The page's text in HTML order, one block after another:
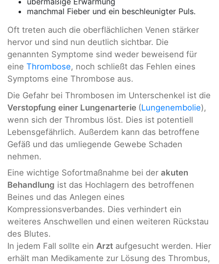
manchmal Fieber und ein beschleunigter Puls.
Oft treten auch die oberflächlichen Venen stärker
hervor und sind nun deutlich sichtbar. Die
genannten Symptome sind weder beweisend für
eine Thrombose, noch schließt das Fehlen eines
Symptoms eine Thrombose aus.
Die Gefahr bei Thrombosen im Unterschenkel ist die
Verstopfung einer Lungenarterie (Lungenembolie),
wenn sich der Thrombus löst. Dies ist potentiell
Lebensgefährlich. Außerdem kann das betroffene
Gefäß und das umliegende Gewebe Schaden
nehmen.
Eine wichtige Sofortmaßnahme bei der akuten
Behandlung ist das Hochlagern des betroffenen
Beines und das Anlegen eines
Kompressionsverbandes. Dies verhindert ein
weiteres Anschwellen und einen weiteren Rückstau
des Blutes.
In jedem Fall sollte ein Arzt aufgesucht werden. Hier
erhält man Medikamente zur Lösung des Thrombus,